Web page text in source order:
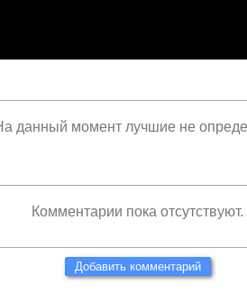
данный момент лучшие не
Комментарии пока отсутствуют.
Добавить комментарий